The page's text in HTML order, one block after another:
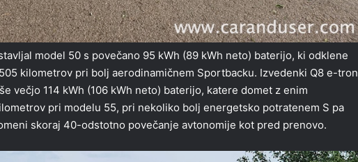
model 50 s povečano 95 kWh (89 kWh neto) baterijo, ki odklene
kilometrov pri bolj aerodinamičnem Sportbacku. Izvedenki Q8 e-tron
večjo 114 kWh (106 kWh neto) baterijo, katere domet z enim
pri modelu 55, pri nekoliko bolj energetsko potratenem S pa
skoraj 40-odstotno povečanje avtonomije kot pred prenovo.